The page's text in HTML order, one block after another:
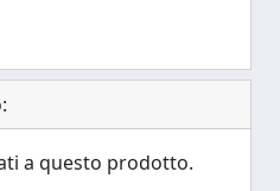
a questo prodotto.